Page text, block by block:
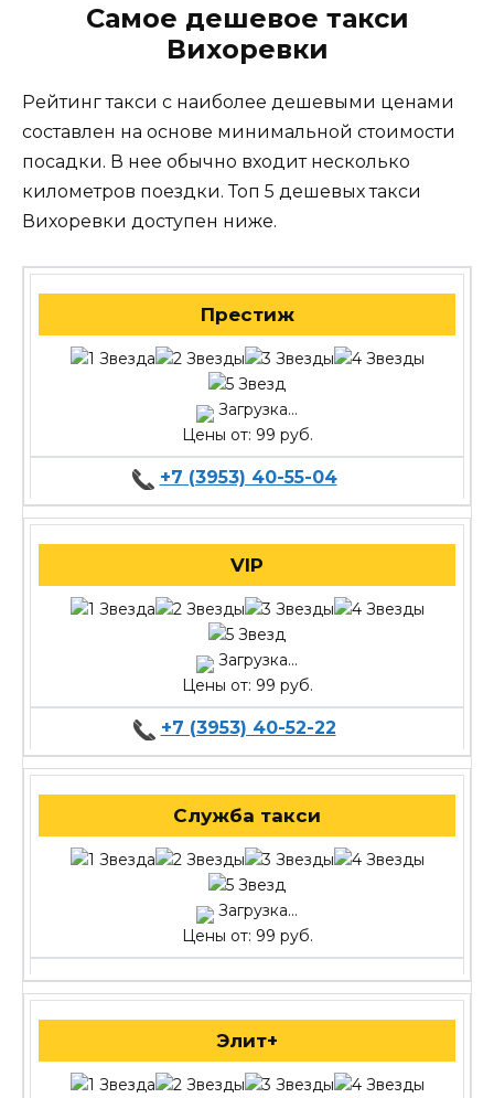
Самое дешевое такси
Вихоревки
Рейтинг такси с наиболее дешевыми ценами
составлен на основе минимальной стоимости
посадки. В нее обычно входит несколько
километров поездки. Топ 5 дешевых такси
Вихоревки доступен ниже.
Престиж
Загрузка...
Цены от: 99 руб.
+7 (3953) 40-55-04
VIP
Загрузка...
Цены от: 99 руб.
+7 (3953) 40-52-22
Служба такси
Загрузка...
Цены от: 99 руб.
Элит+